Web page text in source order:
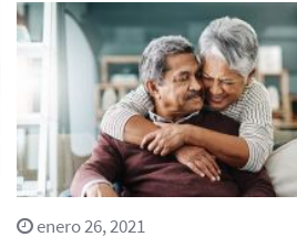
enero 26, 2021